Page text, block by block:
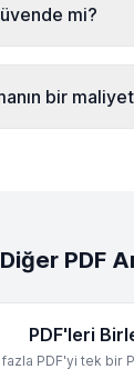
mi?
bir
Diğer PDF
PDF'leri
PDF'yi tek bir